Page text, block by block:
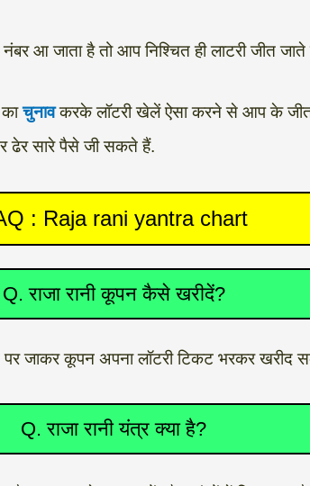
नंबर आ जाता है तो आप निश्चित ही लाटरी जीत जाते
काचुनाव करके लॉटरी खेलें ऐसा करने से आप के
ढेर सारे पैसे जी सकते हैं.
: Raja rani yantra chart
Q. राजा रानी कूपन कैसे खरीदें?
जाकर कूपन अपना लॉटरी टिकट भरकर खरीद
Q. राजा रानी यंत्र क्या है?